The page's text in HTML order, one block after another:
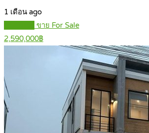
1 เดือน ago
ขาย For Sale
2,590,000฿